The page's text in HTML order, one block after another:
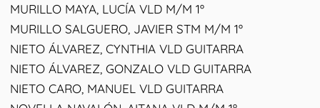
MURILLO MAYA, LUCÍA VLD M/M 1º
MURILLO SALGUERO, JAVIER STM M/M 1º
NIETO ÁLVAREZ, CYNTHIA VLD GUITARRA
NIETO ÁLVAREZ, GONZALO VLD GUITARRA
NIETO CARO, MANUEL VLD GUITARRA